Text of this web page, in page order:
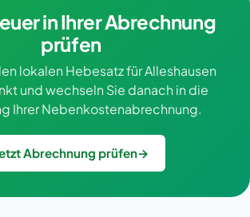
in Ihrer Abrechnung
prüfen
lokalen Hebesatz für Alleshausen
und wechseln Sie danach in die
Ihrer Nebenkostenabrechnung.
Abrechnung prüfen→